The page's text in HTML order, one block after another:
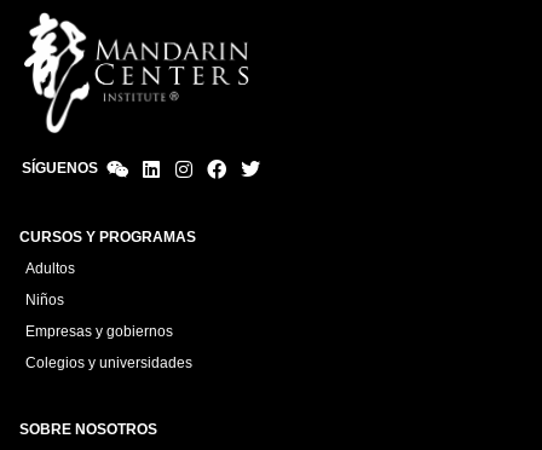
SÍGUENOS
CURSOS Y PROGRAMAS
Adultos
Niños
Empresas y gobiernos
Colegios y universidades
SOBRE NOSOTROS